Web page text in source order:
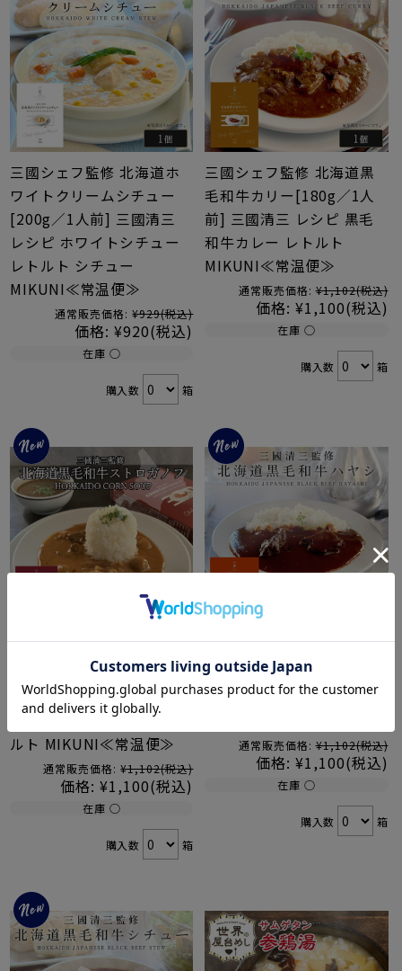
三國シェフ監修 北海道ホ
ワイトクリームシチュー
[200g／1人前] 三國清三
レシピ ホワイトシチュー
レトルト シチュー
MIKUNI≪常温便≫
通常販売価格: ¥929(税込)
価格: ¥920(税込)
在庫 ○
購入数 箱
三國シェフ監修 北海道黒
毛和牛カリー[180g／1人
前] 三國清三 レシピ 黒毛
和牛カレー レトルト
MIKUNI≪常温便≫
通常販売価格: ¥1,102(税込)
価格: ¥1,100(税込)
在庫 ○
購入数 箱
毛和牛ストロガノフ[180g
／1人前] 三國清三 レシピ
ビーフストロガノフ レト
ルト MIKUNI≪常温便≫
通常販売価格: ¥1,102(税込)
価格: ¥1,100(税込)
在庫 ○
購入数 箱
毛和牛ハヤシ[180g／1人
前] 三國清三 レシピ レト
通常販売価格: ¥1,102(税込)
価格: ¥1,100(税込)
在庫 ○
購入数 箱